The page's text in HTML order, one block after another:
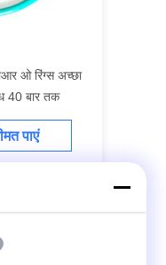
ओ रिंग्स अच्छा
40 बार तक
पाएं